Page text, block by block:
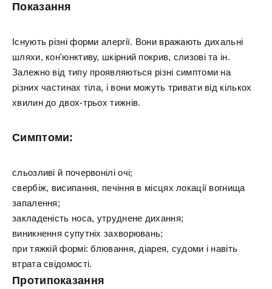
Показання
Існують різні форми алергії. Вони вражають дихальні
шляхи, кон'юнктиву, шкірний покрив, слизові та ін.
Залежно від типу проявляються різні симптоми на
різних частинах тіла, і вони можуть тривати від кількох
хвилин до двох-трьох тижнів.
Симптоми:
сльозливі й почервонілі очі;
свербіж, висипання, печіння в місцях локації вогнища
запалення;
закладеність носа, утруднене дихання;
виникнення супутніх захворювань;
при тяжкій формі: блювання, діарея, судоми і навіть
втрата свідомості.
Протипоказання